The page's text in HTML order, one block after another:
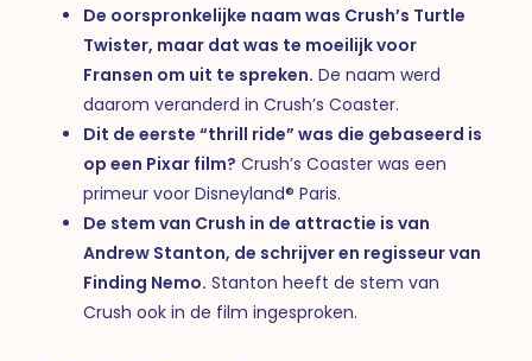
De oorspronkelijke naam was Crush’s Turtle
Twister, maar dat was te moeilijk voor
Fransen om uit te spreken. De naam werd
daarom veranderd in Crush’s Coaster.
Dit de eerste “thrill ride” was die gebaseerd is
op een Pixar film? Crush’s Coaster was een
primeur voor Disneyland® Paris.
De stem van Crush in de attractie is van
Andrew Stanton, de schrijver en regisseur van
Finding Nemo. Stanton heeft de stem van
Crush ook in de film ingesproken.